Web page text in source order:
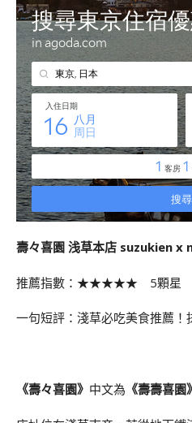
壽々喜園 浅草本店 suzukien x
推薦指數：★★★★★ 5顆星
一句短評：淺草必吃美食推薦！
《壽々喜園》 中文為 《壽壽喜園》